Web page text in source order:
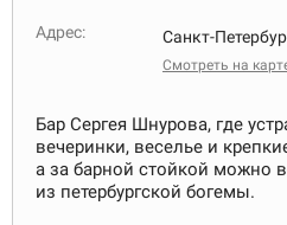
Адрес: Санкт-
Смотреть на
Бар Сергея Шнурова, где
вечеринки, веселье и
а за барной стойкой можно
из петербургской богемы.